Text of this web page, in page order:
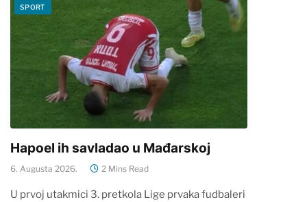
SPORT
Hapoel ih savladao u Mađarskoj
6. Augusta 2026. 2 Mins Read
U prvoj utakmici 3. pretkola Lige prvaka fudbaleri